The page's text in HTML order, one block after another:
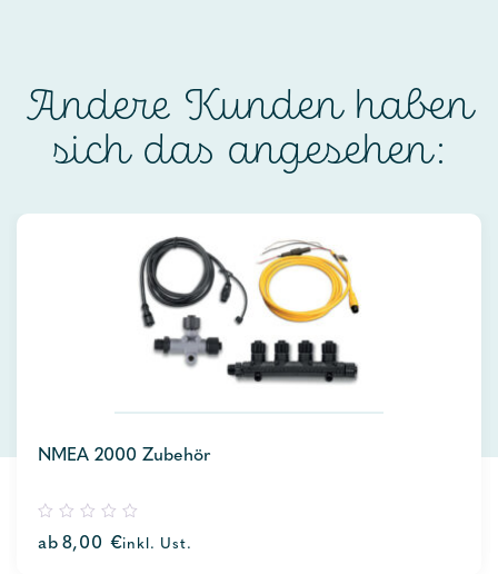
Andere Kunden haben
sich das angesehen:
NMEA 2000 Zubehör
out
ab 8,00 €inkl. Ust.